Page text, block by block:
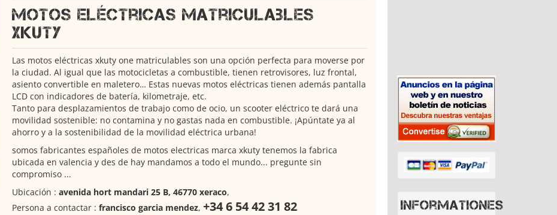
Motos eléctricas matriculables
xkuty
Las motos eléctricas xkuty one matriculables son una opción perfecta para moverse por
la ciudad. Al igual que las motocicletas a combustible, tienen retrovisores, luz frontal,
asiento convertible en maletero… Estas nuevas motos eléctricas tienen además pantalla
LCD con indicadores de batería, kilometraje, etc.
Tanto para desplazamientos de trabajo como de ocio, un scooter eléctrico te dará una
movilidad sostenible: no contamina y no gastas nada en combustible. ¡Apúntate ya al
ahorro y a la sostenibilidad de la movilidad eléctrica urbana!
somos fabricantes españoles de motos electricas marca xkuty tenemos la fabrica
ubicada en valencia y des de hay mandamos a todo el mundo... pregunte sin
compromiso ...
Ubicación : avenida hort mandari 25 B, 46770 xeraco,
Persona a contactar : francisco garcia mendez, +34 6 54 42 31 82 Informationes